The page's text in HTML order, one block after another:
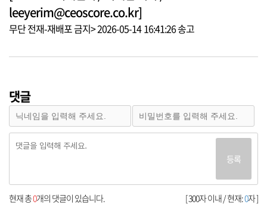
leeyerim@ceoscore.co.kr]
무단 전재-재배포 금지> 2026-05-14 16:41:26 송고
댓글
등록
[ 300자 이내 / 현재:0자 ]
현재 총0개의 댓글이 있습니다.